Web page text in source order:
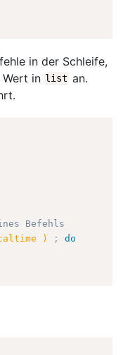
in der Schleife,
Wert in list an.
Befehls
) ;
do